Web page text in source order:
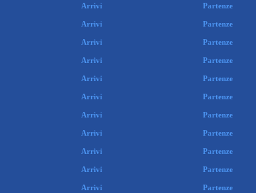
Arrivi Partenze
Arrivi Partenze
Arrivi Partenze
Arrivi Partenze
Arrivi Partenze
Arrivi Partenze
Arrivi Partenze
Arrivi Partenze
Arrivi Partenze
Arrivi Partenze
Arrivi Partenze